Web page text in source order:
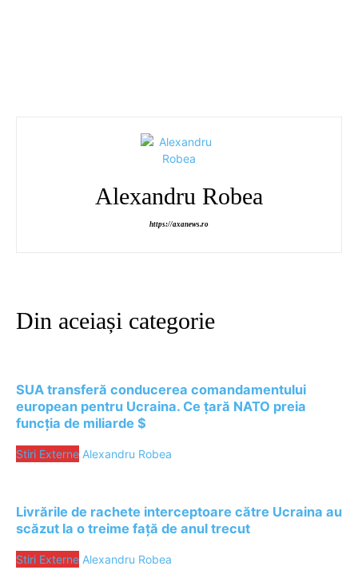
Alexandru Robea
https://axanews.ro
Din aceiași categorie
SUA transferă conducerea comandamentului
european pentru Ucraina. Ce țară NATO preia
funcția de miliarde $
Stiri Externe Alexandru Robea
Livrările de rachete interceptoare către Ucraina au
scăzut la o treime față de anul trecut
Stiri Externe Alexandru Robea